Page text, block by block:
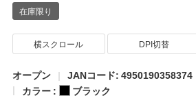
横スクロール DPI切替
オープン
JANコード: 4950190358374
カラー :
ブラック